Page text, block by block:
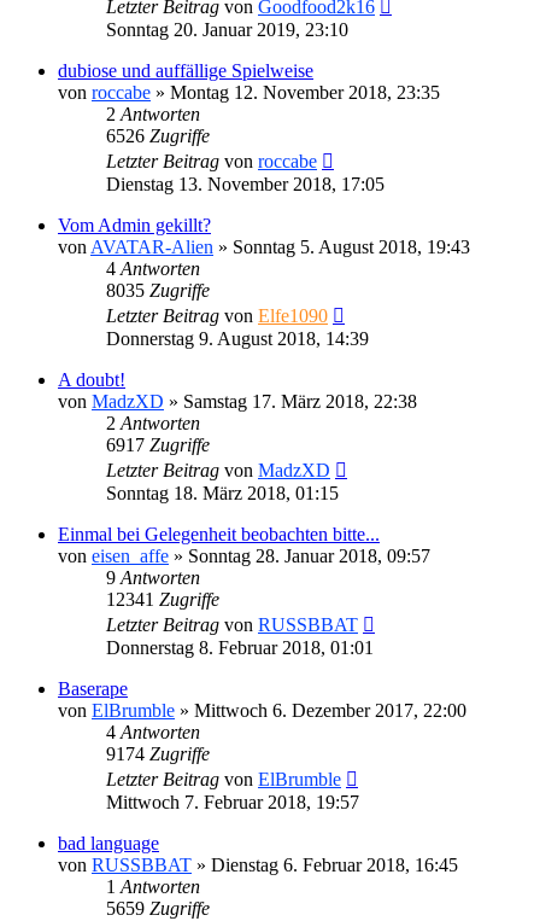
Letzter Beitrag von Goodfood2k16
Sonntag 20. Januar 2019, 23:10
dubiose und auffällige Spielweise
von roccabe » Montag 12. November 2018, 23:35
2 Antworten
6526 Zugriffe
Letzter Beitrag von roccabe
Dienstag 13. November 2018, 17:05
Vom Admin gekillt?
von AVATAR-Alien » Sonntag 5. August 2018, 19:43
4 Antworten
8035 Zugriffe
Letzter Beitrag von Elfe1090
Donnerstag 9. August 2018, 14:39
A doubt!
von MadzXD » Samstag 17. März 2018, 22:38
2 Antworten
6917 Zugriffe
Letzter Beitrag von MadzXD
Sonntag 18. März 2018, 01:15
Einmal bei Gelegenheit beobachten bitte...
von eisen_affe » Sonntag 28. Januar 2018, 09:57
9 Antworten
12341 Zugriffe
Letzter Beitrag von RUSSBBAT
Donnerstag 8. Februar 2018, 01:01
Baserape
von ElBrumble » Mittwoch 6. Dezember 2017, 22:00
4 Antworten
9174 Zugriffe
Letzter Beitrag von ElBrumble
Mittwoch 7. Februar 2018, 19:57
bad language
von RUSSBBAT » Dienstag 6. Februar 2018, 16:45
1 Antworten
5659 Zugriffe